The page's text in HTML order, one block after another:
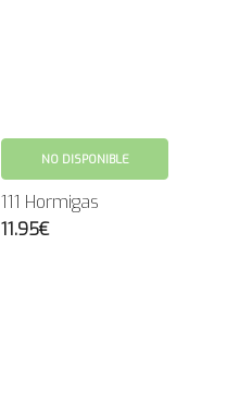
NO DISPONIBLE
111 Hormigas
11.95€